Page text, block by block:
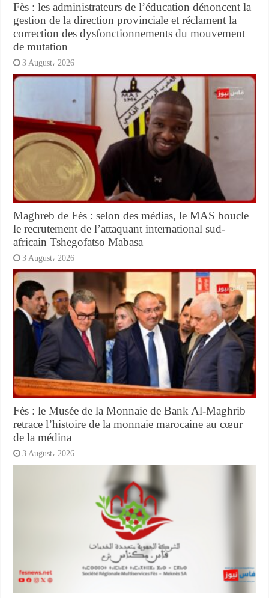
Fès : les administrateurs de l’éducation dénoncent la
gestion de la direction provinciale et réclament la
correction des dysfonctionnements du mouvement
de mutation
3 August، 2026
Maghreb de Fès : selon des médias, le MAS boucle
le recrutement de l’attaquant international sud-
africain Tshegofatso Mabasa
3 August، 2026
Fès : le Musée de la Monnaie de Bank Al-Maghrib
retrace l’histoire de la monnaie marocaine au cœur
de la médina
3 August، 2026